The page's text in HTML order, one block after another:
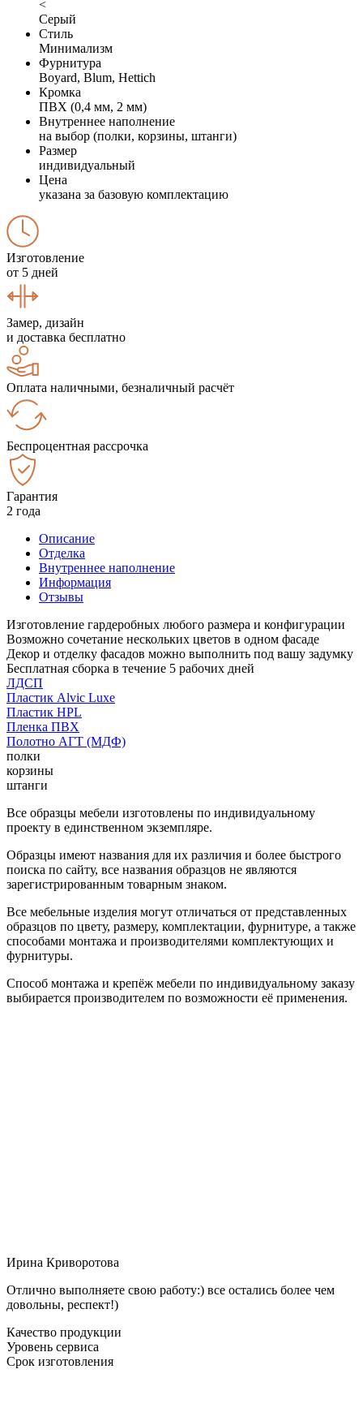
<
Серый
Стиль
Минимализм
Фурнитура
Boyard, Blum, Hettich
Кромка
ПВХ (0,4 мм, 2 мм)
Внутреннее наполнение
на выбор (полки, корзины, штанги)
Размер
индивидуальный
Цена
указана за базовую комплектацию
Изготовление
от 5 дней
Замер, дизайн
и доставка бесплатно
Оплата наличными, безналичный расчёт
Беспроцентная рассрочка
Гарантия
2 года
Описание
Отделка
Внутреннее наполнение
Информация
Отзывы
Изготовление гардеробных любого размера и конфигурации
Возможно сочетание нескольких цветов в одном фасаде
Декор и отделку фасадов можно выполнить под вашу задумку
Бесплатная сборка в течение 5 рабочих дней
ЛДСП
Пластик Alvic Luxe
Пластик HPL
Пленка ПВХ
Полотно АГТ (МДФ)
полки
корзины
штанги
Все образцы мебели изготовлены по индивидуальному
проекту в единственном экземпляре.
Образцы имеют названия для их различия и более быстрого
поиска по сайту, все названия образцов не являются
зарегистрированным товарным знаком.
Все мебельные изделия могут отличаться от представленных
образцов по цвету, размеру, комплектации, фурнитуре, а также
способами монтажа и производителями комплектующих и
фурнитуры.
Способ монтажа и крепёж мебели по индивидуальному заказу
выбирается производителем по возможности её применения.
Ирина Криворотова
Отлично выполняете свою работу:) все остались более чем
довольны, респект!)
Качество продукции
Уровень сервиса
Срок изготовления